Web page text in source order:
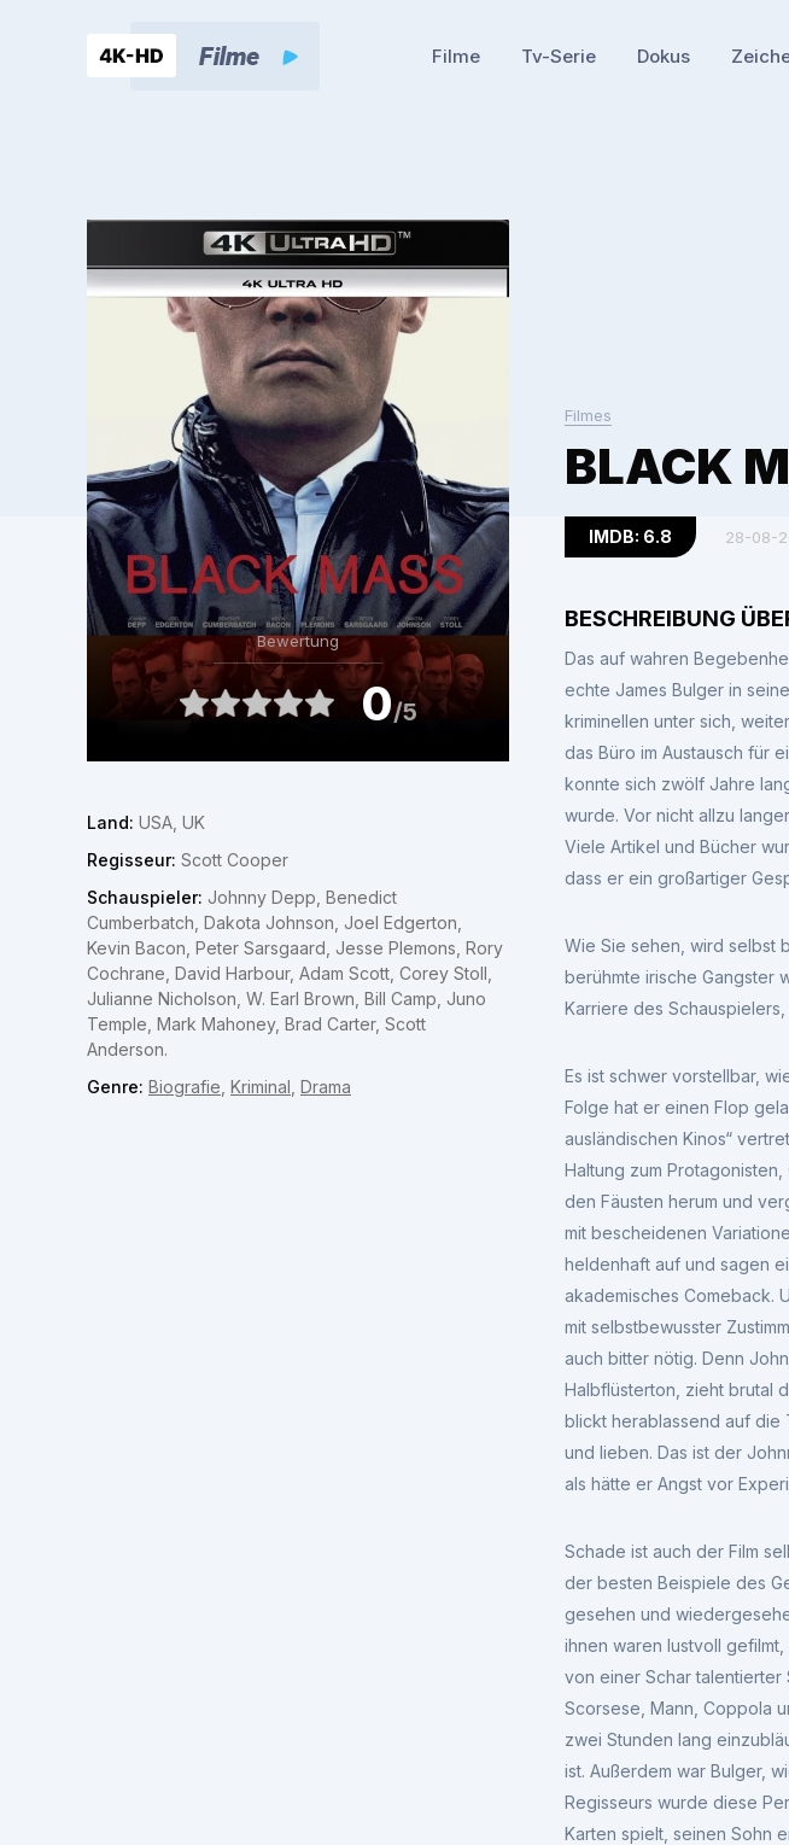
Filme Tv-Serie Dokus
Bewertung
0/5
Land: USA, UK
Regisseur: Scott Cooper
Schauspieler: Johnny Depp, Benedict
Cumberbatch, Dakota Johnson, Joel Edgerton,
Kevin Bacon, Peter Sarsgaard, Jesse Plemons, Rory
Cochrane, David Harbour, Adam Scott, Corey Stoll,
Julianne Nicholson, W. Earl Brown, Bill Camp, Juno
Temple, Mark Mahoney, Brad Carter, Scott
Anderson.
Genre: Biografie Kriminal Drama
Filmes
BLACK
IMDB: 6.8 28-08-
BESCHREIBUNG
Das auf wahren
echte James Bulger in
kriminellen unter sich,
das Büro im Austausch für
konnte sich zwölf Jahre
wurde. Vor nicht allzu
Viele Artikel und Bücher
dass er ein großartiger
Wie Sie sehen, wird selbst
berühmte irische Gangster
Karriere des
Es ist schwer vorstellbar,
Folge hat er einen Flop
ausländischen Kinos“
Haltung zum
den Fäusten herum und
mit bescheidenen
heldenhaft auf und sagen
akademisches Comeback.
mit selbstbewusster
auch bitter nötig. Denn
Halbflüsterton, zieht brutal
blickt herablassend auf die
und lieben. Das ist der
als hätte er Angst vor
Schade ist auch der Film
der besten Beispiele des
gesehen und
ihnen waren lustvoll
von einer Schar
Scorsese, Mann, Coppola
zwei Stunden lang
ist. Außerdem war Bulger,
Regisseurs wurde diese
Karten spielt, seinen Sohn